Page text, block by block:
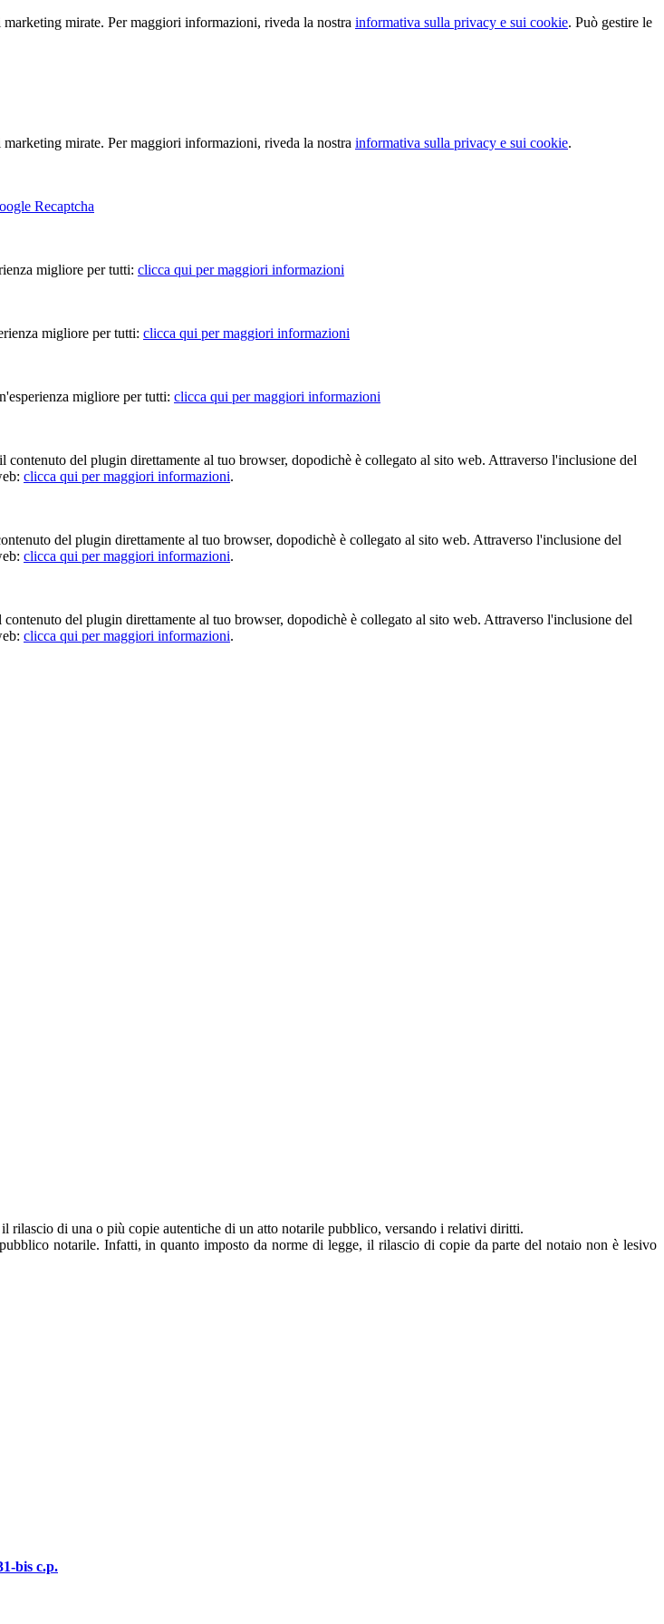
mirate. Per maggiori informazioni, riveda la nostra informativa sulla privacy e sui cookie. Può gestire le
mirate. Per maggiori informazioni, riveda la nostra informativa sulla privacy e sui cookie.
Recaptcha
migliore per tutti: clicca qui per maggiori informazioni
migliore per tutti: clicca qui per maggiori informazioni
migliore per tutti: clicca qui per maggiori informazioni
del plugin direttamente al tuo browser, dopodichè è collegato al sito web. Attraverso l'inclusione del
clicca qui per maggiori informazioni.
del plugin direttamente al tuo browser, dopodichè è collegato al sito web. Attraverso l'inclusione del
clicca qui per maggiori informazioni.
del plugin direttamente al tuo browser, dopodichè è collegato al sito web. Attraverso l'inclusione del
clicca qui per maggiori informazioni.
rilascio di una o più copie autentiche di un atto notarile pubblico, versando i relativi diritti.
notarile. Infatti, in quanto imposto da norme di legge, il rilascio di copie da parte del notaio non è lesivo
bis c.p.